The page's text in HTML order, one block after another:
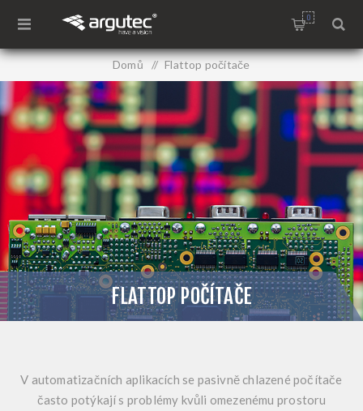
0
Domů / Flattop počítače
FLATTOP POČÍTAČE
V automatizačních aplikacích se pasivně chlazené počítače
často potýkají s problémy kvůli omezenému prostoru